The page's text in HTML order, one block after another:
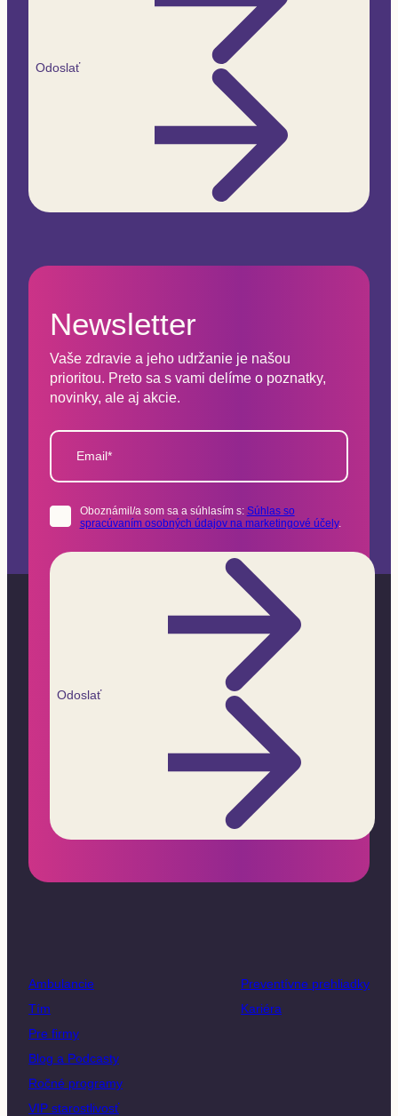
Odoslať
Newsletter
Vaše zdravie a jeho udržanie je našou
prioritou. Preto sa s vami delíme o poznatky,
novinky, ale aj akcie.
Email*
Oboznámil/a som sa a súhlasím s: Súhlas so
spracúvaním osobných údajov na marketingové účely.
Odoslať
Ambulancie
Tím
Pre firmy
Blog a Podcasty
Ročné programy
VIP starostlivosť
Preventívne prehliadky
Kariéra